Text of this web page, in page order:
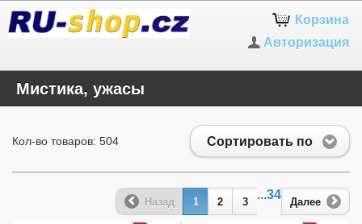
Корзина
Авторизация
Мистика, ужасы
Сортировать по
Кол-во товаров: 504
Назад 1 2 3
...34
Далее